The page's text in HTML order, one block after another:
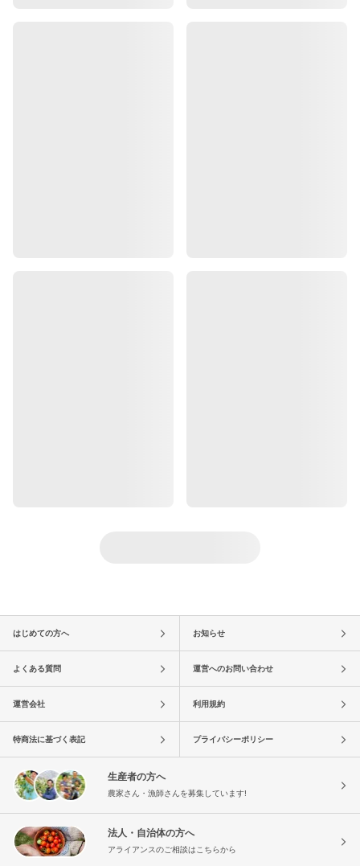
はじめての方へ お知らせ
よくある質問 運営へのお問い合わせ
運営会社 利用規約
特商法に基づく表記 プライバシーポリシー
生産者の方へ
農家さん・漁師さんを募集しています!
法人・自治体の方へ
アライアンスのご相談はこちらから